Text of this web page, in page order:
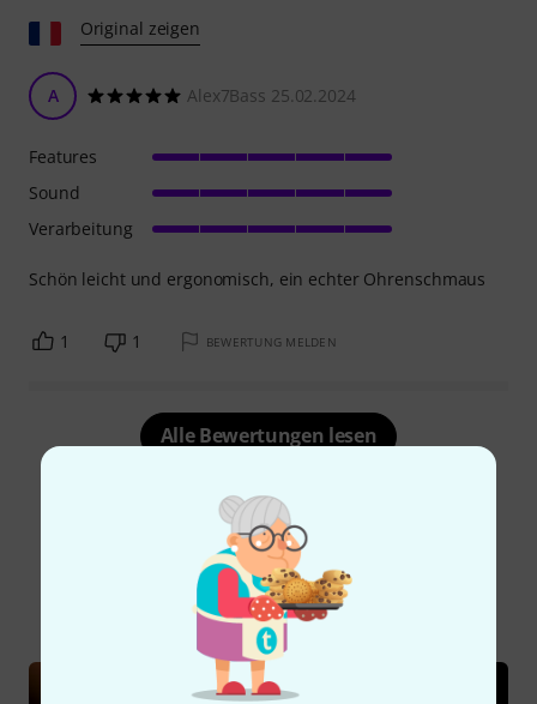
Original zeigen
A Alex7Bass 25.02.2024
Schön leicht und ergonomisch, ein echter Ohrenschmaus
Features
Sound
Verarbeitung
1 1 BEWERTUNG MELDEN
Alle Bewertungen lesen
Schon gewusst?
Ratgeber Testberichte